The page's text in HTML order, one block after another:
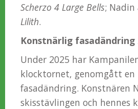
Scherzo 4 Large Bells;
Lilith.
Konstnärlig fasadändring
Under 2025 har
klocktornet, genomgått
fasadändring. Konstnären
skisstävlingen och hennes